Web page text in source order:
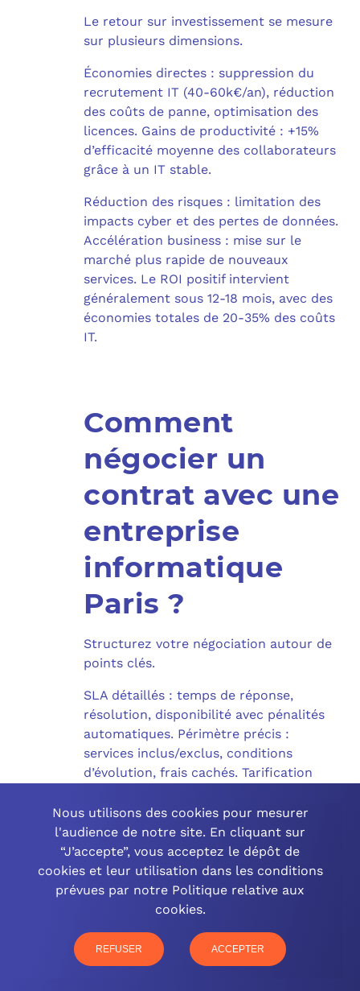
Le retour sur investissement se mesure
sur plusieurs dimensions.
Économies directes : suppression du
recrutement IT (40-60k€/an), réduction
des coûts de panne, optimisation des
licences. Gains de productivité : +15%
d’efficacité moyenne des collaborateurs
grâce à un IT stable.
Réduction des risques : limitation des
impacts cyber et des pertes de données.
Accélération business : mise sur le
marché plus rapide de nouveaux
services. Le ROI positif intervient
généralement sous 12-18 mois, avec des
économies totales de 20-35% des coûts
IT.
Comment
négocier un
contrat avec une
entreprise
informatique
Paris ?
Structurez votre négociation autour de
points clés.
SLA détaillés : temps de réponse,
résolution, disponibilité avec pénalités
automatiques. Périmètre précis :
services inclus/exclus, conditions
d’évolution, frais cachés. Tarification
indexation annuelle, conditions de
résiliation.
Clauses de réversibilité
: documentation
complète, formation des équipes,
accompagnement 3 mois.
Période d’essai : 3 mois sans
engagement pour tester la qualité de
Nous utilisons des cookies pour mesurer
l'audience de notre site. En cliquant sur
“J’accepte”, vous acceptez le dépôt de
cookies et leur utilisation dans les conditions
prévues par notre Politique relative aux
cookies.
REFUSER ACCEPTER